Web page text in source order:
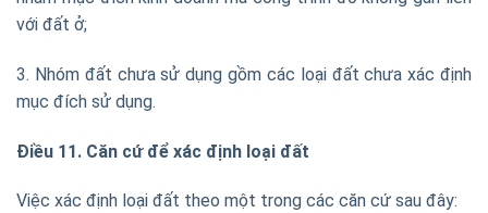
với đất ở;
3. Nhóm đất chưa sử dụng gồm các loại đất chưa xác định
mục đích sử dụng.
Điều 11. Căn cứ để xác định loại đất
Việc xác định loại đất theo một trong các căn cứ sau đây: